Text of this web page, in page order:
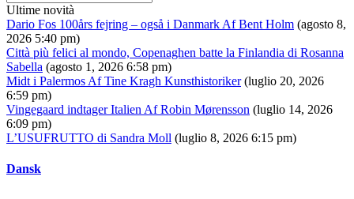
Ultime novità
Dario Fos 100års fejring – også i Danmark Af Bent Holm (agosto 8,
2026 5:40 pm)
Città più felici al mondo, Copenaghen batte la Finlandia di Rosanna
Sabella (agosto 1, 2026 6:58 pm)
Midt i Palermos Af Tine Kragh Kunsthistoriker (luglio 20, 2026
6:59 pm)
Vingegaard indtager Italien Af Robin Mørensson (luglio 14, 2026
6:09 pm)
L’USUFRUTTO di Sandra Moll (luglio 8, 2026 6:15 pm)
Dansk